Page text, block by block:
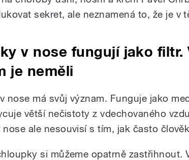
sekret, ale neznamená to, že je v
v nose fungují jako filtr.
je neměli
nose má svůj význam. Funguje jako
větší nečistoty z vdechovaného
ale nesouvisí s tím, jak často
si můžeme opatrně zastřihnout.